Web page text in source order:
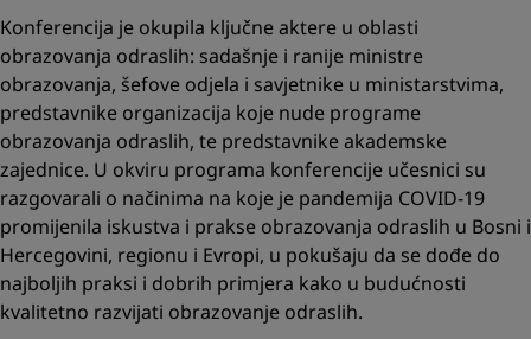
Konferencija je okupila ključne aktere u oblasti
obrazovanja odraslih: sadašnje i ranije ministre
obrazovanja, šefove odjela i savjetnike u ministarstvima,
predstavnike organizacija koje nude programe
obrazovanja odraslih, te predstavnike akademske
zajednice. U okviru programa konferencije učesnici su
razgovarali o načinima na koje je pandemija COVID-19
promijenila iskustva i prakse obrazovanja odraslih u Bosni i
Hercegovini, regionu i Evropi, u pokušaju da se dođe do
najboljih praksi i dobrih primjera kako u budućnosti
kvalitetno razvijati obrazovanje odraslih.